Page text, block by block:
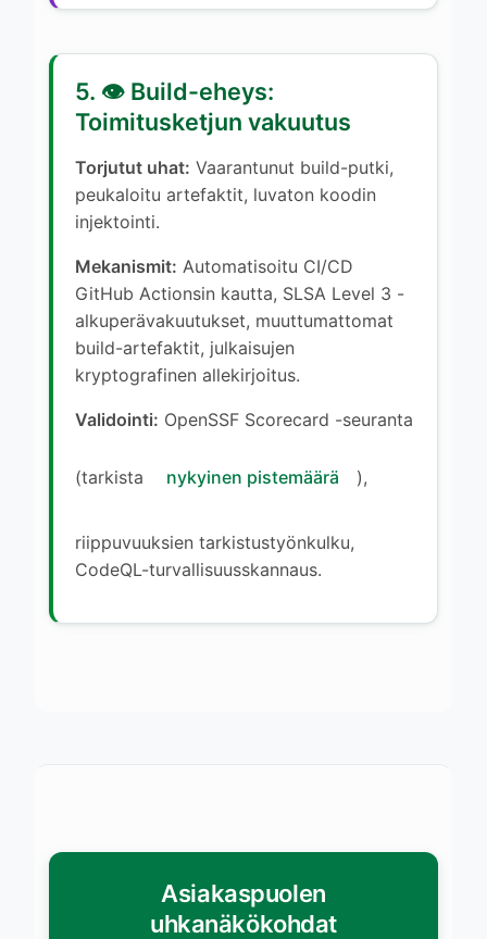
5. 👁️ Build-eheys:
Toimitusketjun vakuutus
Torjutut uhat: Vaarantunut build-putki,
peukaloitu artefaktit, luvaton koodin
injektointi.
Mekanismit: Automatisoitu CI/CD
GitHub Actionsin kautta, SLSA Level 3 -
alkuperävakuutukset, muuttumattomat
build-artefaktit, julkaisujen
kryptografinen allekirjoitus.
Validointi: OpenSSF Scorecard -seuranta
(tarkista nykyinen pistemäärä ),
riippuvuuksien tarkistustyönkulku,
CodeQL-turvallisuusskannaus.
Asiakaspuolen
uhkanäkökohdat